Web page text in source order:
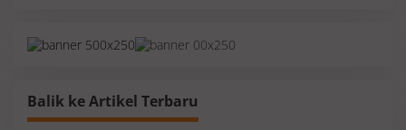
Balik ke Artikel Terbaru